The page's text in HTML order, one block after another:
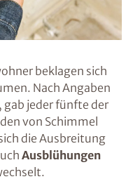
beklagen sich
Nach Angaben
jeder fünfte der
von Schimmel
die Ausbreitung
Ausblühungen